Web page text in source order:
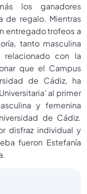
los ganadores
de regalo. Mientras
entregado trofeos a
tanto masculina
con la
que el Campus
de Cádiz, ha
al primer
y femenina
de Cádiz.
disfraz individual y
fueron Estefanía